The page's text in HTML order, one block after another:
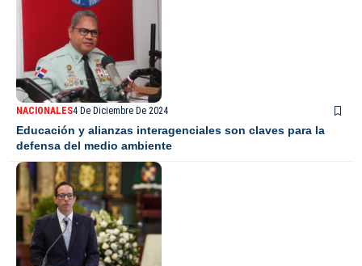
NACIONALES4 De Diciembre De 2024
Educación y alianzas interagenciales son claves para la
defensa del medio ambiente